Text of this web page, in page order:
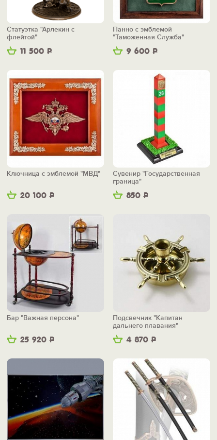
11 500 Р
Статуэтка "Арлекин с
флейтой"
9 600 Р
Панно с эмблемой
"Таможенная Служба"
20 100 Р
Ключница с эмблемой "МВД"
850 Р
Сувенир "Государственная
граница"
25 920 Р
Бар "Важная персона"
4 870 Р
Подсвечник "Капитан
дальнего плавания"